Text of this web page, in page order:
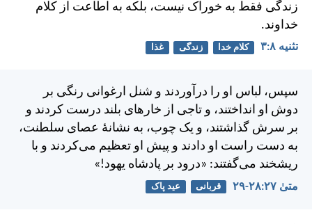
زندگی فقط به خوراک نيست، بلكه به اطاعت از كلام
خداوند.
تثنيه ۸:‏۳ کلام خدا زندگی غذا
سپس، لباس او را درآوردند و شنل ارغوانی رنگی بر
دوش او انداختند، و تاجی از خارهای بلند درست كردند و
بر سرش گذاشتند، و يک چوب، به نشانهٔ عصای سلطنت،
به دست راست او دادند و پيش او تعظيم می‌كردند و با
ريشخند می‌گفتند: «درود بر پادشاه يهود!»
متی‌ٰ ۲۷:‏۲۸-‏۲۹ قربانی عید پاک